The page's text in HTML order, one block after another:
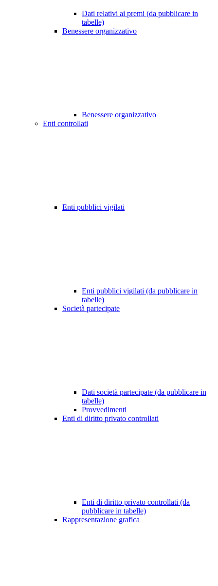
Dati relativi ai premi (da pubblicare in
tabelle)
Benessere organizzativo
Benessere organizzativo
Enti controllati
Enti pubblici vigilati
Enti pubblici vigilati (da pubblicare in
tabelle)
Società partecipate
Dati società partecipate (da pubblicare in
tabelle)
Provvedimenti
Enti di diritto privato controllati
Enti di diritto privato controllati (da
pubblicare in tabelle)
Rappresentazione grafica